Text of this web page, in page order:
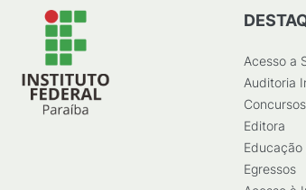
Acesso a
Auditoria
Concursos
Editora
Educação
Egressos